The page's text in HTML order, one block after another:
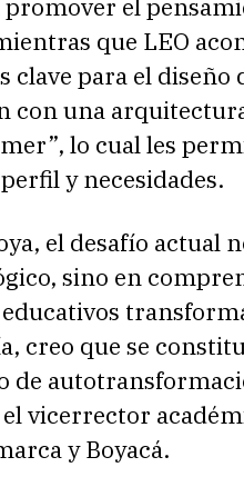
promover el
que LEO
clave para el diseño
con una
lo cual les
y necesidades.
el desafío actual
sino en
creo que se
de
vicerrector
y Boyacá.